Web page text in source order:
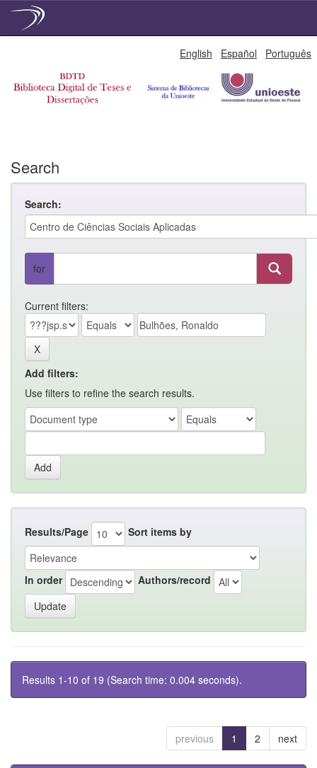
English Español Português
Search
Search:
for
Current filters:
Add filters:
Use filters to refine the search results.
Results/Page Sort items by
In order Authors/record
Results 1-10 of 19 (Search time: 0.004 seconds).
previous 1 2 next